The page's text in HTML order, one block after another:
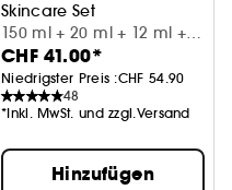
Skincare Set
150 ml + 20 ml + 12 ml +
13 ml
CHF 41.00*
Niedrigster Preis :CHF 54.90
48
*Inkl. MwSt. und zzgl.Versand
Hinzufügen